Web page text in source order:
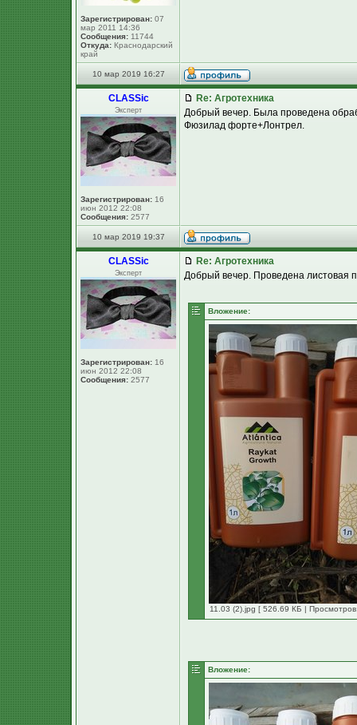
Зарегистрирован: 07
мар 2011 14:36
Сообщения: 11744
Откуда: Краснодарский
край
10 мар 2019 16:27
CLASSic
Эксперт
Зарегистрирован: 16
июн 2012 22:08
Сообщения: 2577
Re: Агротехника
Добрый вечер. Была проведена
Фюзилад форте+Лонтрел.
10 мар 2019 19:37
CLASSic
Эксперт
Зарегистрирован: 16
июн 2012 22:08
Сообщения: 2577
Re: Агротехника
Добрый вечер. Проведена листовая
Вложение:
11.03 (2).jpg [ 526.69 КБ |
Вложение: